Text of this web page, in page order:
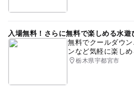
入場無料！さらに無料で楽しめる水
無料でクールダウ
ンなど気軽に楽しめ
栃木県宇都宮市